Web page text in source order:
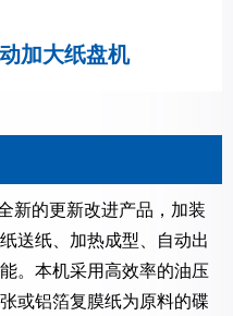
加大纸盘机
新的更新改进产品，加装
送纸、加热成型、自动出
。本机采用高效率的油压
或铝箔复膜纸为原料的碟